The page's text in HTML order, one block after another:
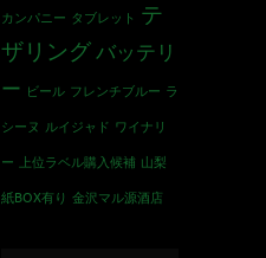
カンパニー タブレット
テ
ザリングバッテリ
ー ビール フレンチブルー ラ
シーヌ ルイジャド ワイナリ
ー 上位ラベル購入候補 山梨
紙BOX有り 金沢マル源酒店